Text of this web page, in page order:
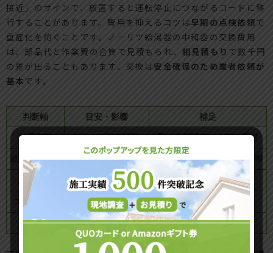
接近」のサインで、放置すると運転停止につながるコードに移
行することがあります。費用を抑えるコツは早期の点検依頼で
重症化を防ぐことです。ノーリツ給湯器の中和器の交換費用
は、部品代と作業費の合算で見積もられ、相見積もり で数千円
の差が出ることもあります。交換は安全確保のため業者依頼が
基本です。
判断軸 目安・影響 補足
使用年数 約9〜10年で検討 早めの相談でトラブル回避
使用量・頻度 多いほど消耗増 追いだき・長時間給湯で影響
設置環境 屋外厳環境で短命化 低温・塩害・直射日光
エラー表示 920で要交換検討 放置は停止リスク
費用感 1万〜2万円台が中心 部品＋作業の合計